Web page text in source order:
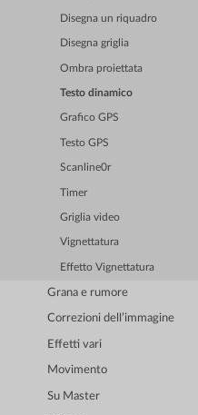
Disegna un riquadro
Disegna griglia
Ombra proiettata
Testo dinamico
Grafico GPS
Testo GPS
Scanline0r
Timer
Griglia video
Vignettatura
Effetto Vignettatura
Grana e rumore
Correzioni dell’immagine
Effetti vari
Movimento
Su Master